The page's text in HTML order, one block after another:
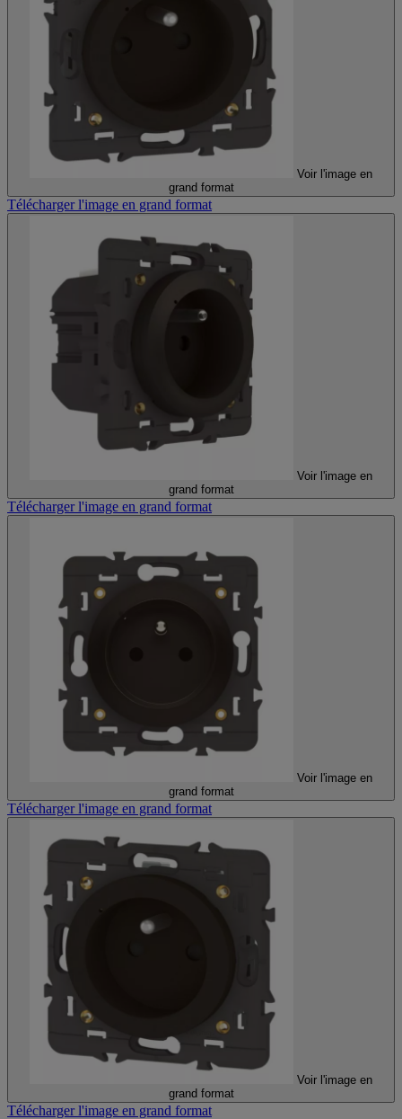
Voir l'image en
grand format
Télécharger l'image en grand format
Voir l'image en
grand format
Télécharger l'image en grand format
Voir l'image en
grand format
Télécharger l'image en grand format
Voir l'image en
grand format
Télécharger l'image en grand format